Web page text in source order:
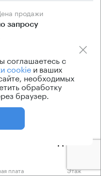
Цена продажи
запросу
Тип здания
в этом здании:
плата Этаж
соглашаетесь с
cookieи ваших
необходимых
обработку
браузер.